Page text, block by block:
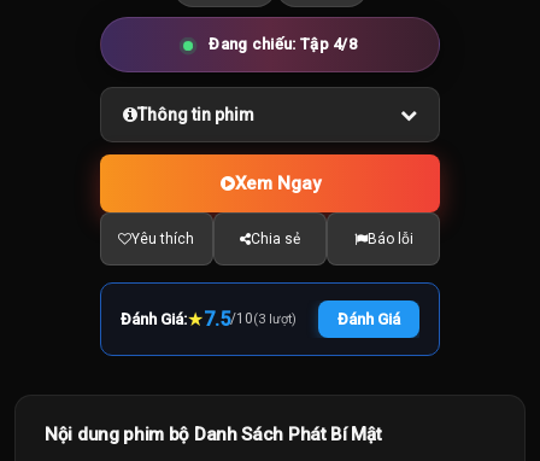
Đang chiếu: Tập 4/8
Thông tin phim
Xem Ngay
Yêu thích Chia sẻ Báo lỗi
Đánh Giá:★7.5/10(3 lượt) Đánh Giá
Nội dung phim bộ Danh Sách Phát Bí Mật